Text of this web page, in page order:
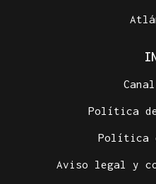
Política
Política
Aviso legal y